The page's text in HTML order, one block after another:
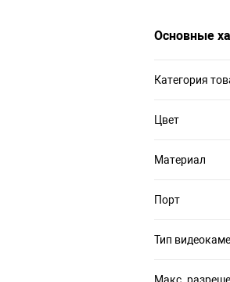
Основные
Категория
Цвет
Материал
Порт
Тип
Макс.